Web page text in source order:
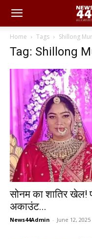
Home Tags Shillong
Tag: Shillong
सोनम का शातिर खेल!
अकाउंट...
News44Admin - June 12, 2025